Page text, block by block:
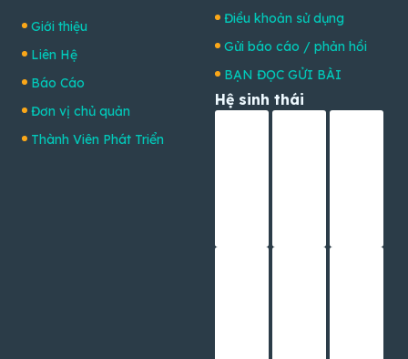
Giới thiệu
Liên Hệ
Báo Cáo
Đơn vị chủ quản
Thành Viên Phát Triển
Điều khoản sử dụng
Gửi báo cáo / phản hồi
BẠN ĐỌC GỬI BÀI
Hệ sinh thái